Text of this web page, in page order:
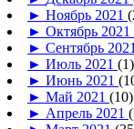
► Ноябрь 2021
► Октябрь 2021
► Сентябрь 2021
► Июль 2021 (1)
► Июнь 2021
► Май 2021 (10)
► Апрель 2021